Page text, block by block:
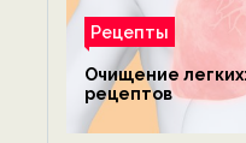
Рецепты
Очищение
рецептов